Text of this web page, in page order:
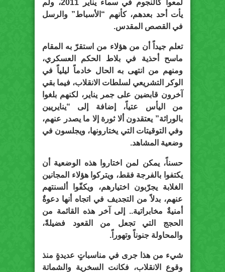
لمعوا كالنجوم في سماء يناير 2011، ولم
يأت أحد بعدهم، كأنهم “الأسباط” والرسل
في القصص المقدس.
تعلم جيداً أن من هؤلاء من استقرّ به المقام
ماسح أحذية في بلاط الحكم العسكري،
ومنهم من انتهى به الحال خادماً ليلياً في
الوكر التشريعي لسلطات الانقلاب، فيما بقي
آخرون قابضين على جمر يناير، لكنهم بلغوا
من اليأس عتياً، إضافة إلى “ينايريين
بالوراثة” يعتقدون ألا ثورة إلا ما يصدر عنهم،
وفي التوقيتات التي يختارونها، ويجلسون في
وضعية المشاهد.
حسناً، يمكن لمن اختاروا هذه الوضعية أن
يكتفوا بالفرجة فقط، ويتركوا هؤلاء المجانين
الغلابة يجرّبون اختيارهم، ويكفّوا ألسنتهم
عنهم، بدلاً من التجديف في اتجاه أنها دعوةٌ
أمنيةٌ مخابراتية.. إلى آخر هذه القائمة من
الحجج التي تجعل من القعود فضيلةً،
والمحاولة جنوناً وتهوراً.
شيء من هذا جرى في مناسباتٍ عديدةٍ منذ
وقوع الانقلاب، فكانت السخرية والشماتة